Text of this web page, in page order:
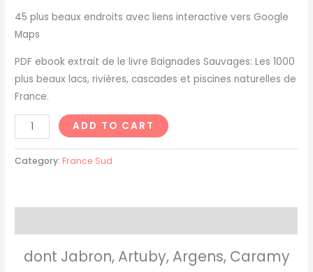
45 plus beaux endroits avec liens interactive vers Google
Maps
PDF ebook extrait de le livre Baignades Sauvages: Les 1000
plus beaux lacs, rivières, cascades et piscines naturelles de
France.
ADD TO CART
Category: France Sud
dont Jabron, Artuby, Argens, Caramy